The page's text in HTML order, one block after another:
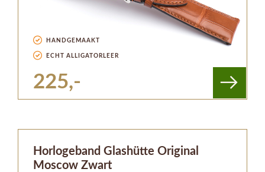
HANDGEMAAKT
ECHT ALLIGATORLEER
225,-
Horlogeband Glashütte Original
Moscow Zwart